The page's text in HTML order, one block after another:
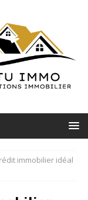
immobilier idéal